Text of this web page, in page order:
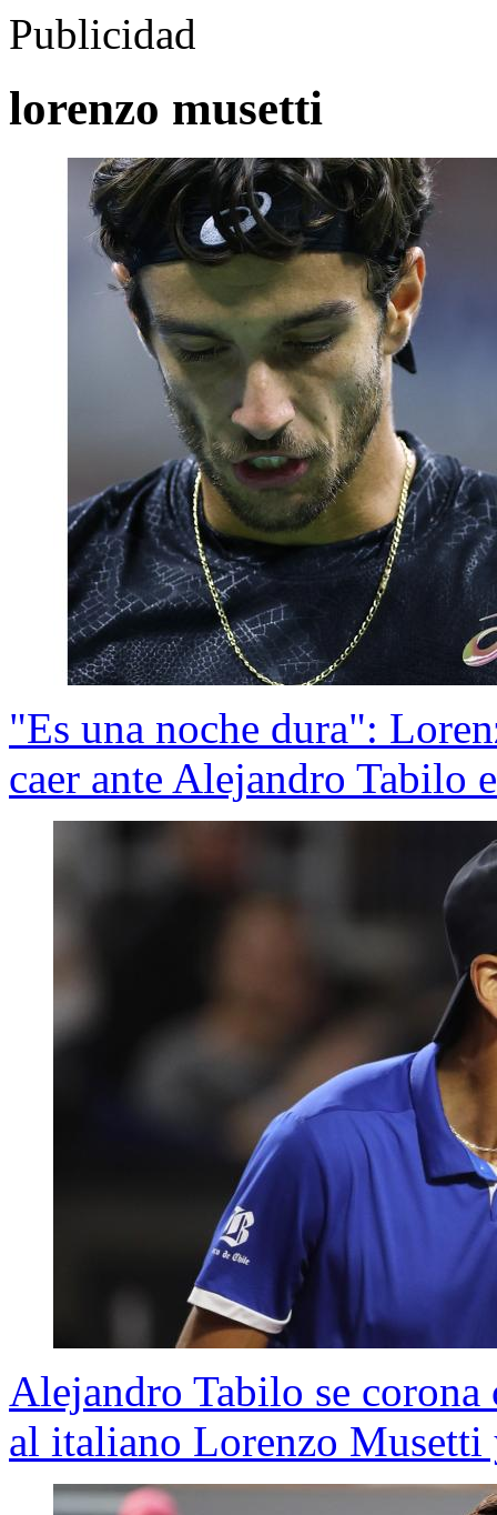
Publicidad
lorenzo musetti
"Es una noche dura":
caer ante Alejandro Tabilo
Alejandro Tabilo se corona
al italiano Lorenzo Musetti